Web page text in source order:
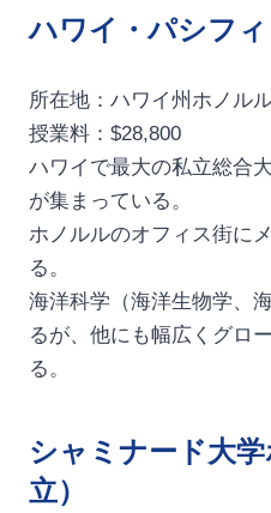
ハワイ・パシフィ
所在地：ハワイ州ホノル
授業料：$28,800
ハワイで最大の私立総合
が集まっている。
ホノルルのオフィス街に
る。
海洋科学（海洋生物学、
るが、他にも幅広くグロ
る。
シャミナード大
立）